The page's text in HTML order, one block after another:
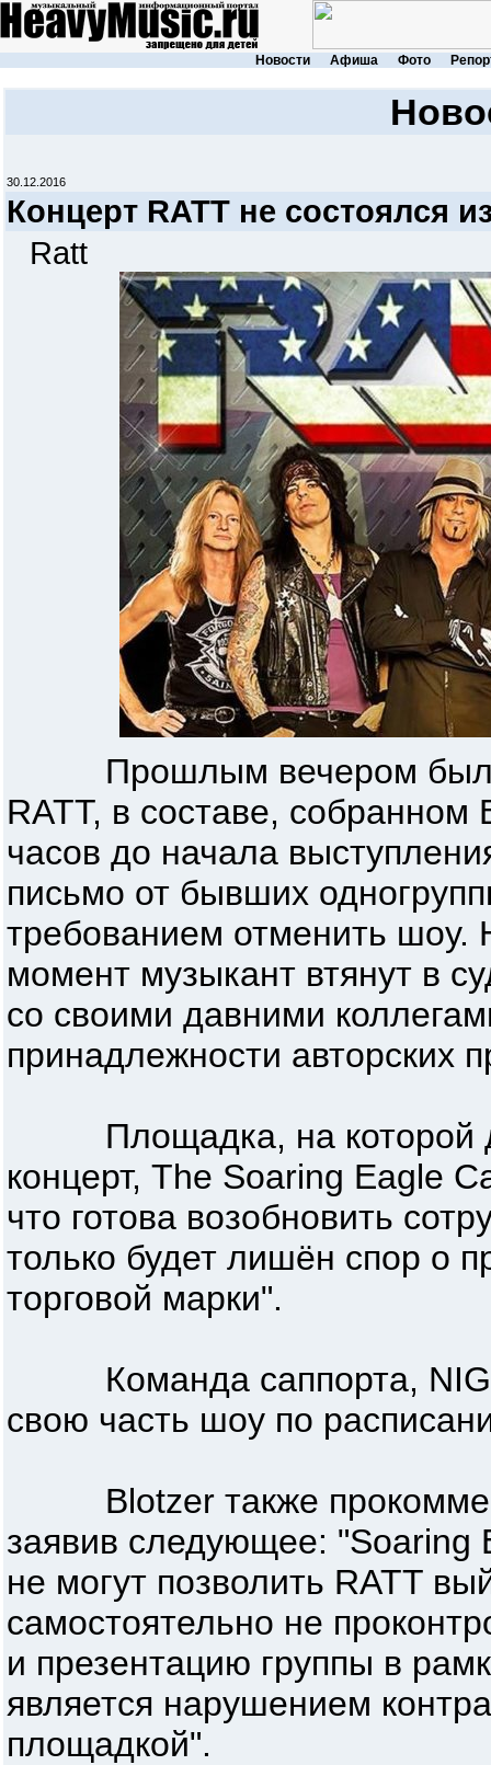
Новости Афиша Фото
30.12.2016
Концерт RATT не состоялся
Ratt
Прошлым вечером был
RATT, в составе, собранном
часов до начала
письмо от бывших
требованием отменить
момент музыкант втянут в
со своими давними
принадлежности авторских
Площадка, на которой
концерт, The Soaring Eagle
что готова возобновить
только будет лишён спор о
торговой марки".
Команда саппорта,
свою часть шоу по
Blotzer также
заявив следующее: "Soaring
не могут позволить RATT
самостоятельно не
и презентацию группы в
является нарушением
площадкой".